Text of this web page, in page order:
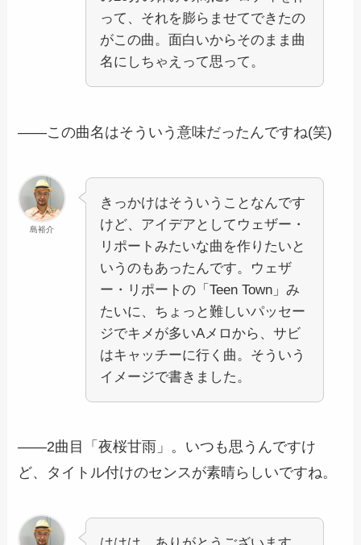
って、それを膨らませてできたの
がこの曲。面白いからそのまま曲
名にしちゃえって思って。
――この曲名はそういう意味だったんですね(笑)
島裕介
きっかけはそういうことなんです
けど、アイデアとしてウェザー・
リポートみたいな曲を作りたいと
いうのもあったんです。ウェザ
ー・リポートの「Teen Town」み
たいに、ちょっと難しいパッセー
ジでキメが多いAメロから、サビ
はキャッチーに行く曲。そういう
イメージで書きました。
――2曲目「夜桜甘雨」。いつも思うんですけ
ど、タイトル付けのセンスが素晴らしいですね。